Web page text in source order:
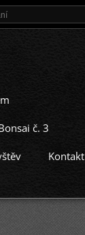
č. 3
Kontakt